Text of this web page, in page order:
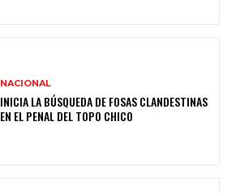
NACIONAL
INICIA LA BÚSQUEDA DE FOSAS CLANDESTINAS
EN EL PENAL DEL TOPO CHICO